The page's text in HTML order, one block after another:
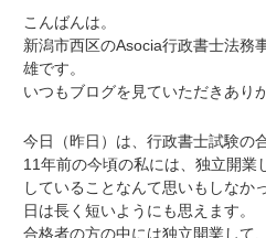
こんばんは。
新潟市西区のAsocia行政書士法務
雄です。
いつもブログを見ていただきあり
今日（昨日）は、行政書士試験の
11年前の今頃の私には、独立開業
していることなんて思いもしなか
日は長く短いようにも思えます。
合格者の方の中には独立開業して